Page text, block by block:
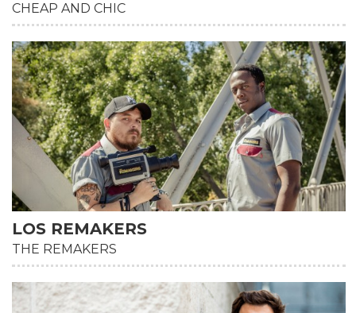
CHEAP AND CHIC
LOS REMAKERS
THE REMAKERS